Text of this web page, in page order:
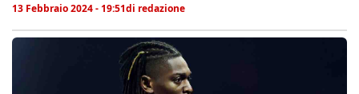
13 Febbraio 2024 - 19:51di redazione